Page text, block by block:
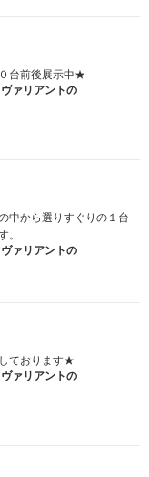
台前後展示中★
ァリアントの
中から選りすぐりの１台
。
ァリアントの
ております★
ァリアントの